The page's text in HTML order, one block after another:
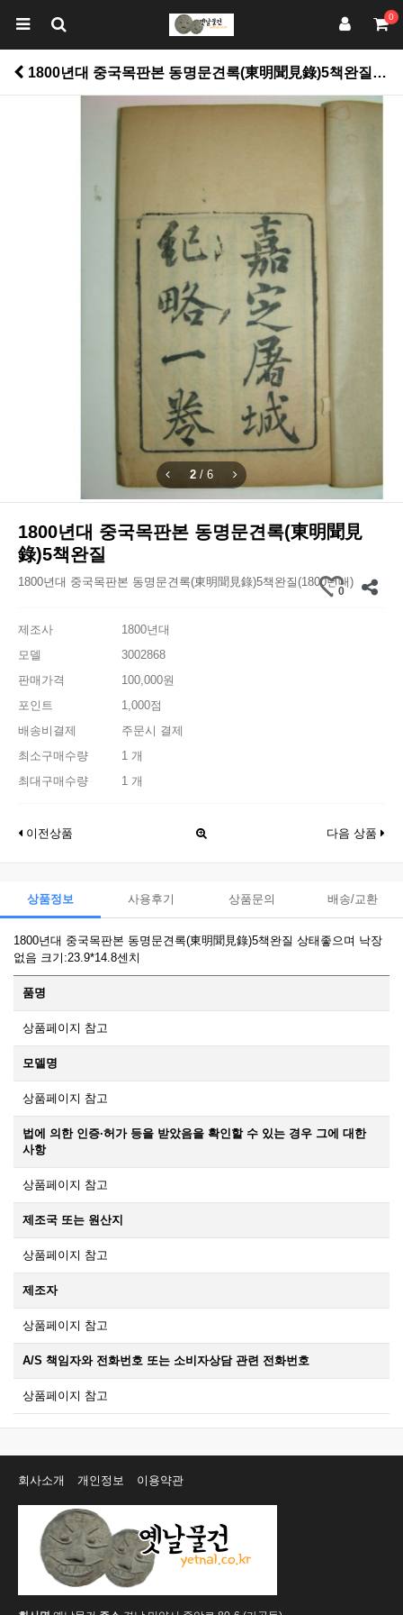
0
1800년대 중국목판본 동명문견록(東明聞見錄)5책완질 > 고서적
2 / 6
1800년대 중국목판본 동명문견록(東明聞見
錄)5책완질
1800년대 중국목판본 동명문견록(東明聞見錄)5책완질(1800년대)
0
제조사
1800년대
모델
3002868
판매가격
100,000원
포인트
1,000점
배송비결제
주문시 결제
최소구매수량
1 개
최대구매수량
1 개
이전상품 다음 상품
상품정보 사용후기 상품문의 배송/교환
1800년대 중국목판본 동명문견록(東明聞見錄)5책완질 상태좋으며 낙장
없음 크기:23.9*14.8센치
품명
상품페이지 참고
모델명
상품페이지 참고
법에 의한 인증·허가 등을 받았음을 확인할 수 있는 경우 그에 대한
사항
상품페이지 참고
제조국 또는 원산지
상품페이지 참고
제조자
상품페이지 참고
A/S 책임자와 전화번호 또는 소비자상담 관련 전화번호
상품페이지 참고
회사소개 개인정보 이용약관